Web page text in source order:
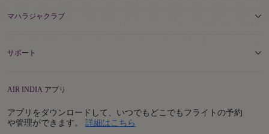
マハラジャクラブ
サポート
AIR INDIA アプリ
アプリをダウンロードして、いつでもどこでもフライトの予約
や管理ができます。 詳細はこちら